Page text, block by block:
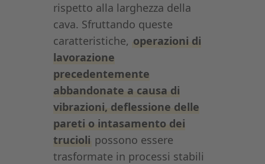
rispetto alla larghezza della
cava. Sfruttando queste
caratteristiche, operazioni di
lavorazione
precedentemente
abbandonate a causa di
vibrazioni, deflessione delle
pareti o intasamento dei
trucioli possono essere
trasformate in processi stabili